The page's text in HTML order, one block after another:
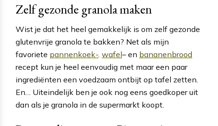
Zelf gezonde granola maken
Wist je dat het heel gemakkelijk is om zelf gezonde
glutenvrije granola te bakken? Net als mijn
favoriete pannenkoek- wafel– en bananenbrood
recept kun je heel eenvoudig met maar een paar
ingrediënten een voedzaam ontbijt op tafel zetten.
En… Uiteindelijk ben je ook nog eens goedkoper uit
dan als je granola in de supermarkt koopt.